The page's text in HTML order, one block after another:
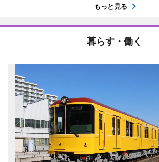
もっと見る
暮らす・働く